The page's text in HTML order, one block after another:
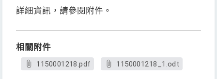
詳細資訊，請參閱附件。
相關附件
1150001218.pdf 1150001218_1.odt